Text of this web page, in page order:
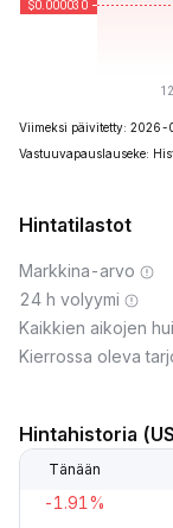
Viimeksi päivitetty:
Vastuuvapauslauseke:
Hintatilastot
Markkina-arvo
24 h volyymi
Kaikkien aikojen
Kierrossa oleva
Hintahistoria
Tänään
-1.91%